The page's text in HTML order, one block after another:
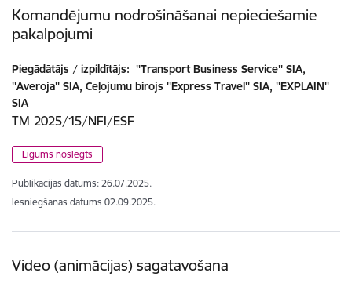
Komandējumu nodrošināšanai nepieciešamie
pakalpojumi
Piegādātājs / izpildītājs: ''Transport Business Service'' SIA,
''Averoja'' SIA, Ceļojumu birojs ''Express Travel'' SIA, ''EXPLAIN''
SIA
TM 2025/15/NFI/ESF
Līgums noslēgts
Publikācijas datums: 26.07.2025.
Iesniegšanas datums 02.09.2025.
Video (animācijas) sagatavošana